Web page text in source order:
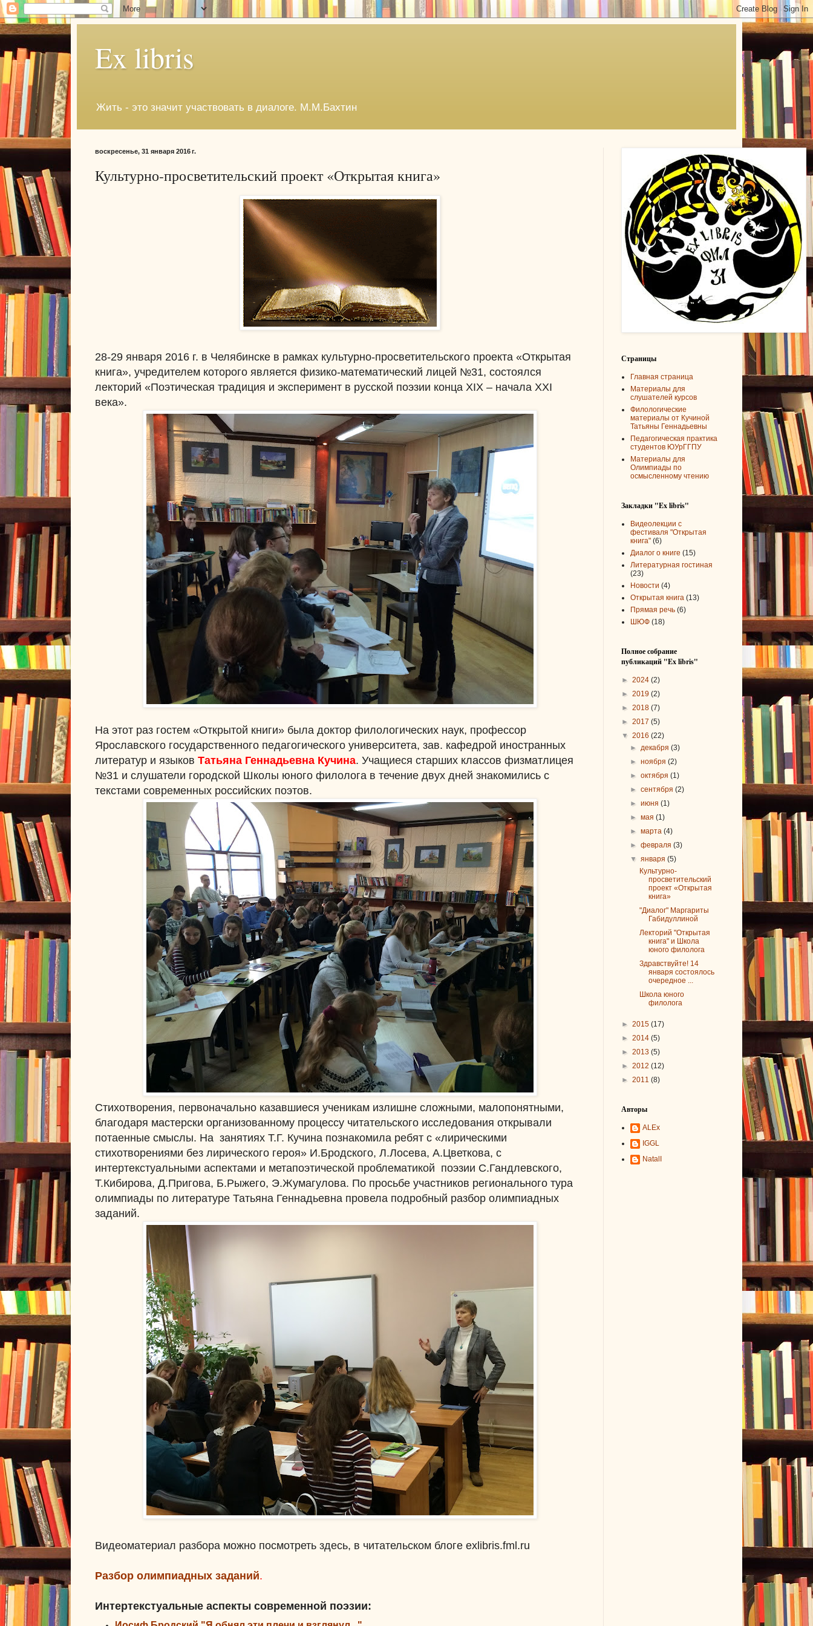
Ex libris
Жить - это значит участвовать в диалоге. М.М.Бахтин
воскресенье, 31 января 2016 г.
Культурно-просветительский проект «Открытая книга»
28-29 января 2016 г. в Челябинске в рамках культурно-просветительского проекта «Открытая
книга», учредителем которого является физико-математический лицей №31, состоялся
лекторий «Поэтическая традиция и эксперимент в русской поэзии конца XIX – начала XXI
века».
На этот раз гостем «Открытой книги» была доктор филологических наук, профессор
Ярославского государственного педагогического университета, зав. кафедрой иностранных
литератур и языков Татьяна Геннадьевна Кучина. Учащиеся старших классов физматлицея
№31 и слушатели городской Школы юного филолога в течение двух дней знакомились с
текстами современных российских поэтов.
Стихотворения, первоначально казавшиеся ученикам излишне сложными, малопонятными,
благодаря мастерски организованному процессу читательского исследования открывали
потаенные смыслы. На занятиях Т.Г. Кучина познакомила ребят с «лирическими
стихотворениями без лирического героя» И.Бродского, Л.Лосева, А.Цветкова, с
интертекстуальными аспектами и метапоэтической проблематикой поэзии С.Гандлевского,
Т.Кибирова, Д.Пригова, Б.Рыжего, Э.Жумагулова. По просьбе участников регионального тура
олимпиады по литературе Татьяна Геннадьевна провела подробный разбор олимпиадных
заданий.
Видеоматериал разбора можно посмотреть здесь, в читательском блоге exlibris.fml.ru
Разбор олимпиадных заданий.
Интертекстуальные аспекты современной поэзии:
Страницы
Главная страница
Материалы для
слушателей курсов
Филологические
материалы от Кучиной
Татьяны Геннадьевны
Педагогическая практика
студентов ЮУрГГПУ
Материалы для
Олимпиады по
осмысленному чтению
Закладки "Ex libris"
Видеолекции с
фестиваля "Открытая
книга" (6)
Диалог о книге (15)
Литературная гостиная
(23)
Новости (4)
Открытая книга (13)
Прямая речь (6)
ШЮФ (18)
Полное собрание
публикаций "Ex libris"
► 2024 (2)
► 2019 (2)
► 2018 (7)
► 2017 (5)
▼ 2016 (22)
►декабря(3)
►ноября(2)
►октября(1)
►сентября(2)
►июня(1)
►мая(1)
►марта(4)
►февраля(3)
▼января(5)
Культурно-
просветительский
проект «Открытая
книга»
"Диалог" Маргариты
Габидуллиной
Лекторий "Открытая
книга" и Школа
юного филолога
Здравствуйте! 14
января состоялось
очередное ...
Школа юного
филолога
► 2015 (17)
► 2014 (5)
► 2013 (5)
► 2012 (12)
► 2011 (8)
Авторы
ALEx
IGGL
NatalI